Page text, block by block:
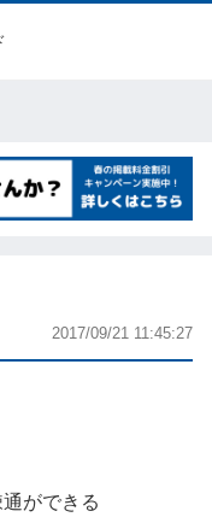
2017/09/21 11:45:27
ができる